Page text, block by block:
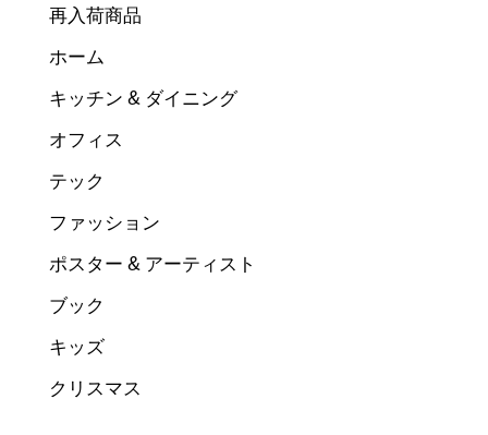
再入荷商品
ホーム
キッチン & ダイニング
オフィス
テック
ファッション
ポスター & アーティスト
ブック
キッズ
クリスマス